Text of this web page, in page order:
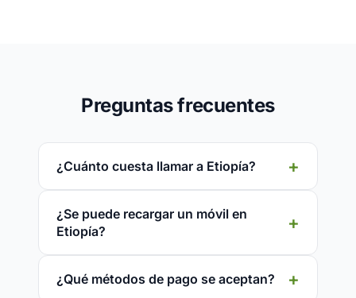
Preguntas frecuentes
¿Cuánto cuesta llamar a Etiopía?
¿Se puede recargar un móvil en
Etiopía?
¿Qué métodos de pago se aceptan?